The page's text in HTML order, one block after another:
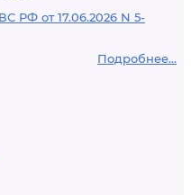
РФ от 17.06.2026 N 5-
Подробнее...